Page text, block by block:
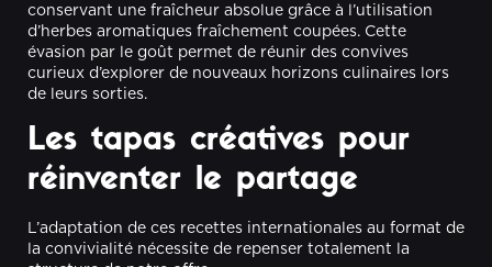
conservant une fraîcheur absolue grâce à l’utilisation
d’herbes aromatiques fraîchement coupées. Cette
évasion par le goût permet de réunir des convives
curieux d’explorer de nouveaux horizons culinaires lors
de leurs sorties.
Les tapas créatives pour
réinventer le partage
L’adaptation de ces recettes internationales au format de
la convivialité nécessite de repenser totalement la